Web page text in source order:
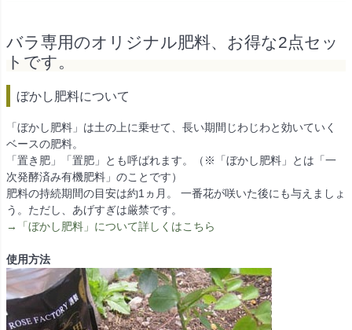
バラ専用のオリジナル肥料、お得な2点セッ
トです。
ぼかし肥料について
「ぼかし肥料」は土の上に乗せて、長い期間じわじわと効いていく
ベースの肥料。
「置き肥」「置肥」とも呼ばれます。（※「ぼかし肥料」とは「一
次発酵済み有機肥料」のことです）
肥料の持続期間の目安は約1ヵ月。 一番花が咲いた後にも与えましょ
う。ただし、あげすぎは厳禁です。
→「ぼかし肥料」について詳しくはこちら
使用方法